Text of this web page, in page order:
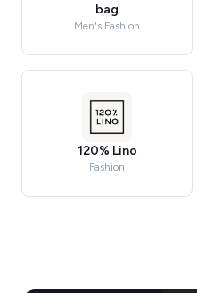
bag
Men's Fashion
120% Lino
Fashion